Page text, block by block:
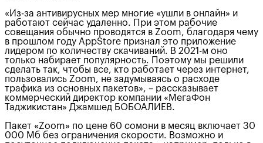
«Из-за антивирусных мер многие «ушли в онлайн» и
работают сейчас удаленно. При этом рабочие
совещания обычно проводятся в Zoom, благодаря чему
в прошлом году AppStore признал это приложение
лидером по количеству скачиваний. В 2021-м оно
только набирает популярность. Поэтому мы решили
сделать так, чтобы все, кто работает через интернет,
пользовались Zoom, не задумываясь о расходе
трафика из основных пакетов», – рассказывает
коммерческий директор компании «МегаФон
Таджикистан» Джамшед БОБОАЛИЕВ.
Пакет «Zoom» по цене 60 сомони в месяц включает 30
000 Мб без ограничения скорости. Возможно и